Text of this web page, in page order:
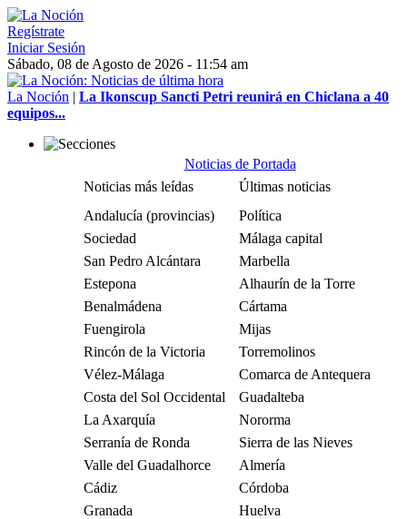
Regístrate
Iniciar Sesión
Sábado, 08 de Agosto de 2026 - 11:54 am
La Noción | La Ikonscup Sancti Petri reunirá en Chiclana a 40
equipos...
Noticias de Portada
Noticias más leídas
Últimas noticias
Andalucía (provincias)
Política
Sociedad
Málaga capital
San Pedro Alcántara
Marbella
Estepona
Alhaurín de la Torre
Benalmádena
Cártama
Fuengirola
Mijas
Rincón de la Victoria
Torremolinos
Vélez-Málaga
Comarca de Antequera
Costa del Sol Occidental
Guadalteba
La Axarquía
Nororma
Serranía de Ronda
Sierra de las Nieves
Valle del Guadalhorce
Almería
Cádiz
Córdoba
Granada
Huelva